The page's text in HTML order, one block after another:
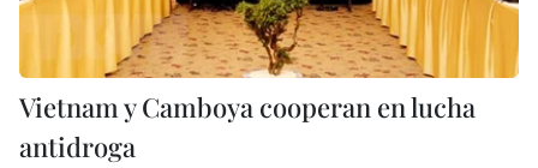
Vietnam y Camboya cooperan en lucha
antidroga